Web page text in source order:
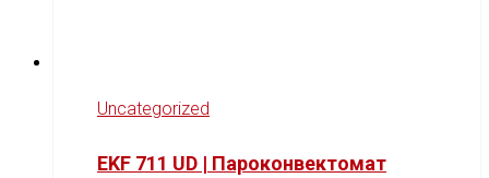
Uncategorized
EKF 711 UD | Пароконвектомат